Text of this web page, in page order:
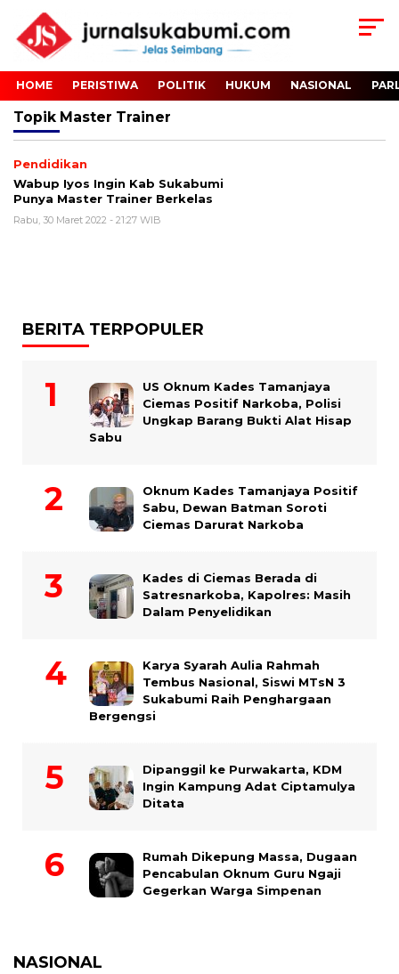
HOME PERISTIWA POLITIK HUKUM NASIONAL
Topik Master Trainer
Pendidikan
Wabup Iyos Ingin Kab Sukabumi
Punya Master Trainer Berkelas
Rabu, 30 Maret 2022 - 21:27 WIB
BERITA TERPOPULER
US Oknum Kades Tamanjaya
Ciemas Positif Narkoba, Polisi
Ungkap Barang Bukti Alat Hisap
Sabu
Oknum Kades Tamanjaya Positif
Sabu, Dewan Batman Soroti
Ciemas Darurat Narkoba
Kades di Ciemas Berada di
Satresnarkoba, Kapolres: Masih
Dalam Penyelidikan
Karya Syarah Aulia Rahmah
Tembus Nasional, Siswi MTsN 3
Sukabumi Raih Penghargaan
Bergengsi
Dipanggil ke Purwakarta, KDM
Ingin Kampung Adat Ciptamulya
Ditata
Rumah Dikepung Massa, Dugaan
Pencabulan Oknum Guru Ngaji
Gegerkan Warga Simpenan
NASIONAL